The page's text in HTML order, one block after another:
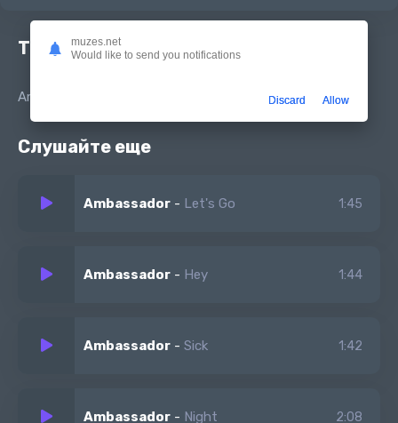
Текст песни
Ambassador - 80
Слушайте еще
Ambassador - Let's Go 1:45
Ambassador - Hey 1:44
Ambassador - Sick 1:42
Ambassador - Night 2:08
muzes.net
Would like to send you notifications
Discard Allow